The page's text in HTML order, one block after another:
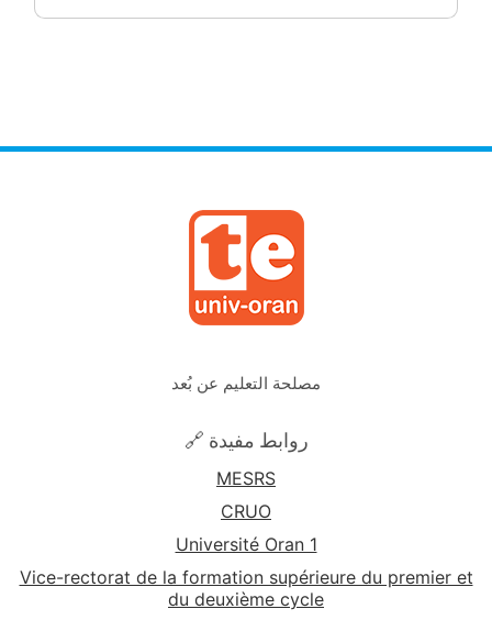
مصلحة التعليم عن بُعد
🔗 روابط مفيدة
MESRS
CRUO
Université Oran 1
Vice-rectorat de la formation supérieure du premier et
du deuxième cycle